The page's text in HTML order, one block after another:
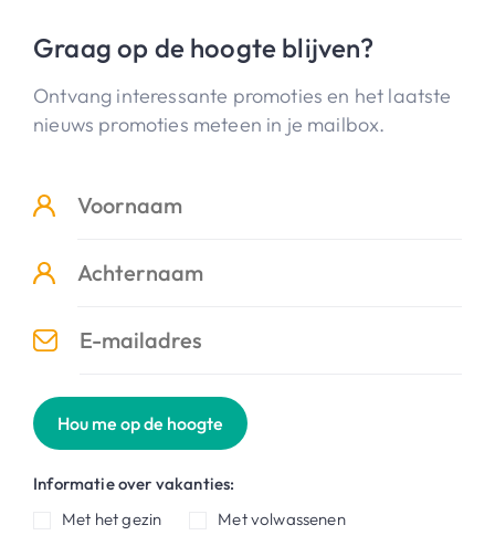
Graag op de hoogte blijven?
Ontvang interessante promoties en het laatste
nieuws promoties meteen in je mailbox.
Hou me op de hoogte
Informatie over vakanties:
Met het gezin
Met volwassenen